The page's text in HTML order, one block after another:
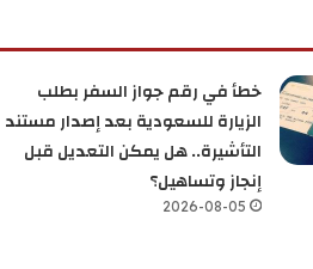
خطأ في رقم جواز السفر بطلب
الزيارة للسعودية بعد إصدار مستند
التأشيرة.. هل يمكن التعديل قبل
إنجاز وتساهيل؟
2026-08-05